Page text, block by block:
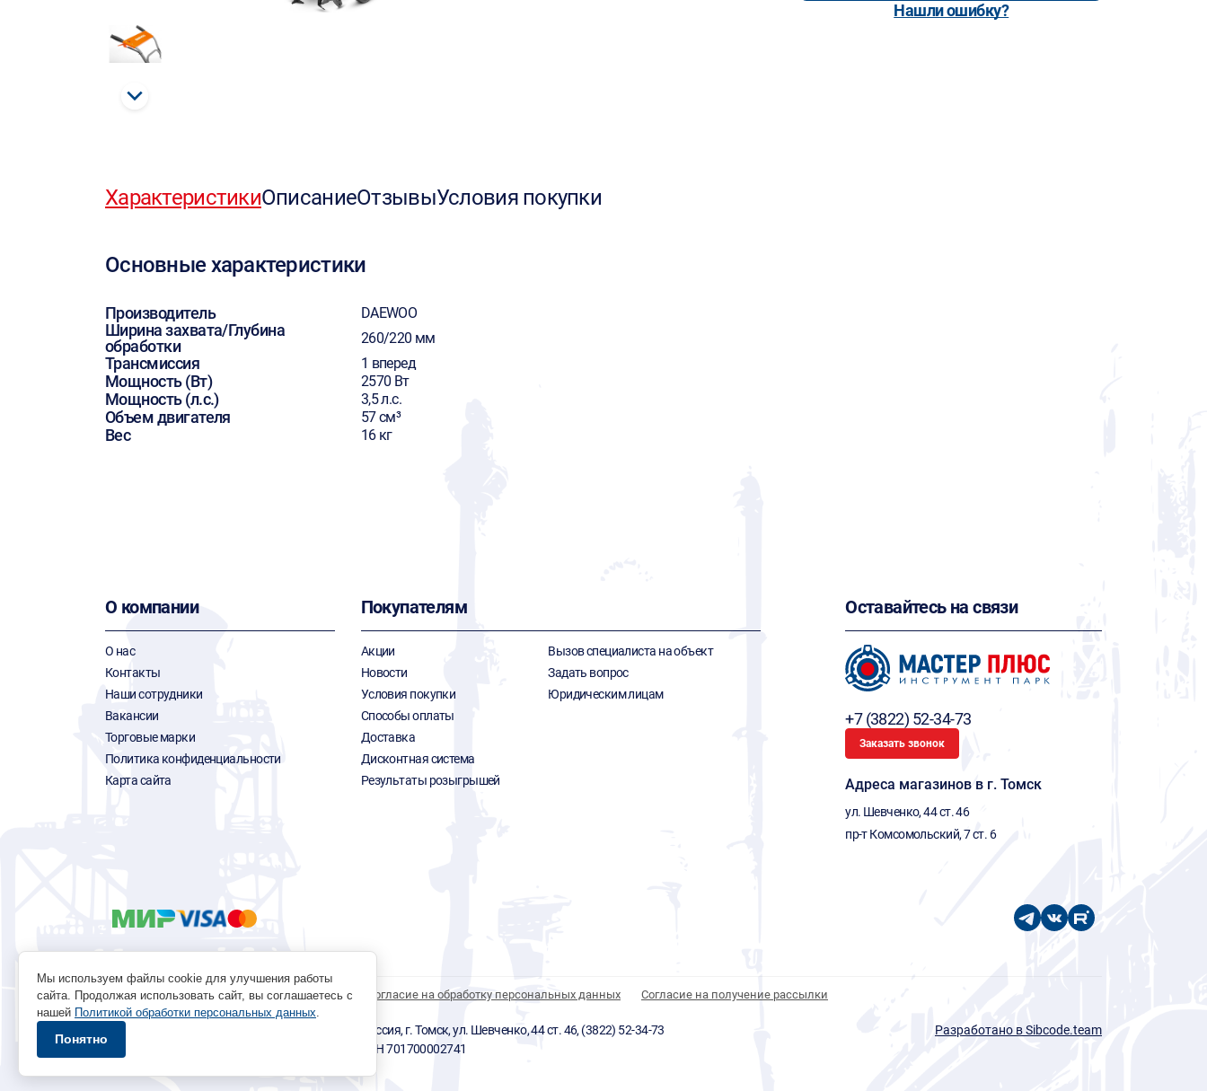
Нашли ошибку?
ХарактеристикиОписаниеОтзывыУсловия покупки
Основные характеристики
Производитель DAEWOO
Ширина захвата/Глубина
обработки
260/220 мм
Трансмиссия 1 вперед
Мощность (Вт) 2570 Вт
Мощность (л.с.) 3,5 л.с.
Объем двигателя 57 см³
Вес 16 кг
О компании
О нас
Контакты
Наши сотрудники
Вакансии
Торговые марки
Политика конфиденциальности
Карта сайта
Покупателям
Акции
Новости
Условия покупки
Способы оплаты
Доставка
Дисконтная система
Результаты розыгрышей
Вызов специалиста на объект
Задать вопрос
Юридическим лицам
Оставайтесь на связи
+7 (3822) 52-34-73
Заказать звонок
Адреса магазинов в г. Томск
ул. Шевченко, 44 ст. 46
пр-т Комсомольский, 7 ст. 6
Политика обработки персональных данных Согласие на обработку персональных данных Согласие на получение рассылки
© 1996 - 2026 инструмент парк «Мастер Плюс» Россия, г. Томск, ул. Шевченко, 44 ст. 46, (3822) 52-34-73
okp@masterplus.tomsk.ru ИП Брусницын Д.Н. ИНН 701700002741
Разработано в Sibcode.team
Мы используем файлы cookie для улучшения работы
сайта. Продолжая использовать сайт, вы соглашаетесь с
нашей Политикой обработки персональных данных.
Понятно